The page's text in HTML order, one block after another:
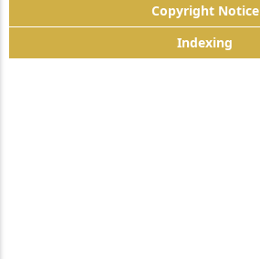
Copyright Notice
Indexing